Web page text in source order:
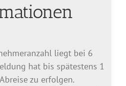
liegt bei 6
hat bis spätestens 1
zu erfolgen.